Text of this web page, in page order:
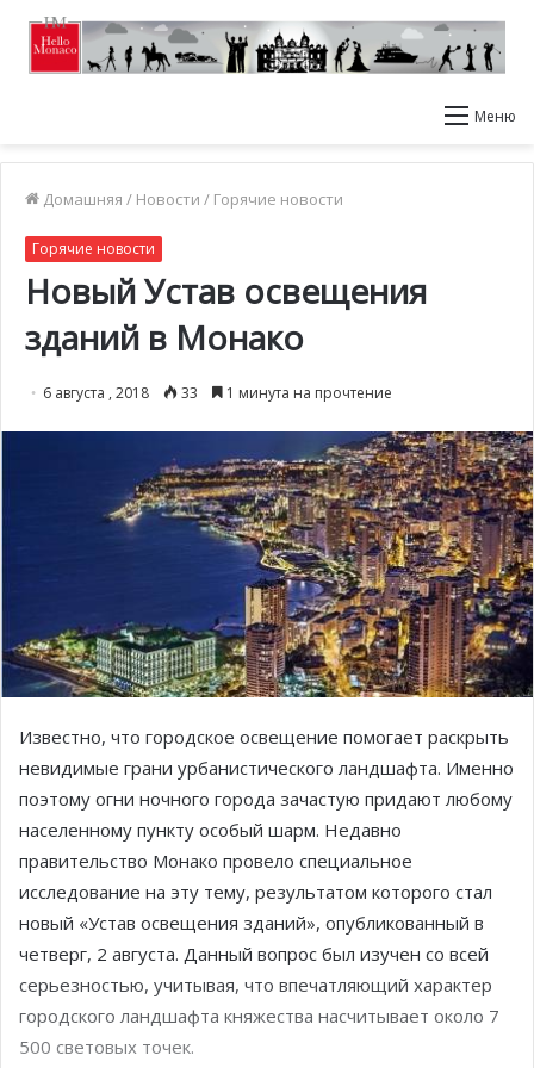
Меню
Домашняя / Новости / Горячие новости
Горячие новости
Новый Устав освещения
зданий в Монако
6 августа , 2018 33 1 минута на прочтение
Известно, что городское освещение помогает раскрыть
невидимые грани урбанистического ландшафта. Именно
поэтому огни ночного города зачастую придают любому
населенному пункту особый шарм. Недавно
правительство Монако провело специальное
исследование на эту тему, результатом которого стал
новый «Устав освещения зданий», опубликованный в
четверг, 2 августа. Данный вопрос был изучен со всей
серьезностью, учитывая, что впечатляющий характер
городского ландшафта княжества насчитывает около 7
500 световых точек.